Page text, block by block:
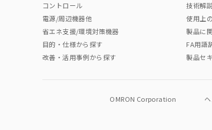
"対応済み"や非含有の記載がされた商品であ
非含有品が必要な際は、弊社営業部門もしく
コントロール
電源/周辺機器他
省エネ支援/環境対策機器
目的・仕様から探す
改善・活用事例から探す
技術解
使用上
製品に
FA用語
製品セ
OMRON Corporation